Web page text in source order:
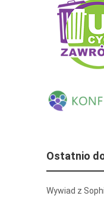
Ostatnio
Wywiad z